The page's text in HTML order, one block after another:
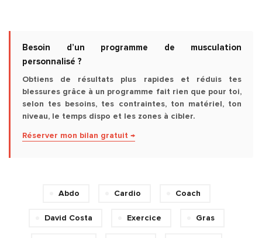
Besoin d’un programme de musculation
personnalisé ?
Obtiens de résultats plus rapides et réduis tes
blessures grâce à un programme fait rien que pour toi,
selon tes besoins, tes contraintes, ton matériel, ton
niveau, le temps dispo et les zones à cibler.
Réserver mon bilan gratuit →
Abdo Cardio Coach
David Costa Exercice Gras